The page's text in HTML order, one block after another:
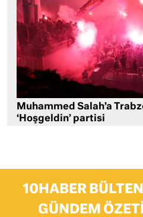
Muhammed Salah’a
‘Hoşgeldin’ partisi
10HABER
GÜNDEM